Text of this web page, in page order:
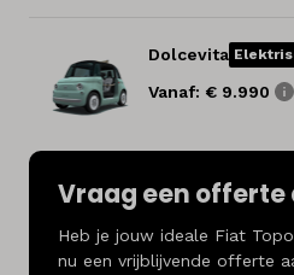
Dolcevita
Vanaf: € 9.990
Vraag een offerte
Heb je jouw ideale Fiat
nu een vrijblijvende offerte